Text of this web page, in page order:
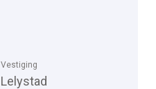
Vestiging
Lelystad